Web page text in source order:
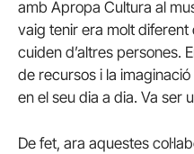
amb Apropa Cultura al
vaig tenir era molt diferent
cuiden d’altres persones.
de recursos i la
en el seu dia a dia. Va ser
De fet, ara aquestes